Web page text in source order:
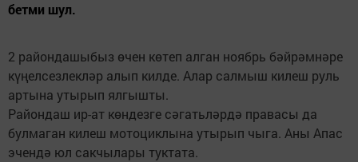
бетми шул.
2 райондашыбыз өчен көтеп алган ноябрь бәйрәмнәре
күңелсезлекләр алып килде. Алар салмыш килеш руль
артына утырып ялгышты.
Райондаш ир-ат көндезге сәгатьләрдә правасы да
булмаган килеш мотоциклына утырып чыга. Аны Апас
эчендә юл сакчылары туктата.